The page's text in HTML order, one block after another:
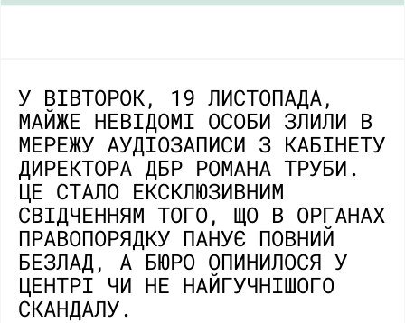
У ВІВТОРОК, 19 ЛИСТОПАДА,
МАЙЖЕ НЕВІДОМІ ОСОБИ ЗЛИЛИ В
МЕРЕЖУ АУДІОЗАПИСИ З КАБІНЕТУ
ДИРЕКТОРА ДБР РОМАНА ТРУБИ.
ЦЕ СТАЛО ЕКСКЛЮЗИВНИМ
СВІДЧЕННЯМ ТОГО, ЩО В ОРГАНАХ
ПРАВОПОРЯДКУ ПАНУЄ ПОВНИЙ
БЕЗЛАД, А БЮРО ОПИНИЛОСЯ У
ЦЕНТРІ ЧИ НЕ НАЙГУЧНІШОГО
СКАНДАЛУ.